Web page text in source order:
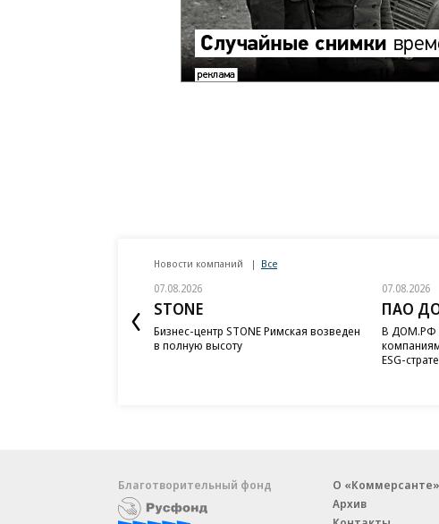
Новости компаний Все
07.08.2026
STONE
Бизнес-центр STONE Римская возведен
в полную высоту
07.08.2026
ПАО
В ДОМ.РФ
ESG-
Благотворительный фонд
О «Коммерсанте»
Архив